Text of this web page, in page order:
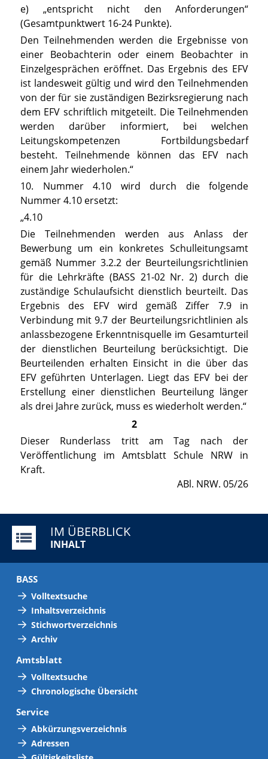
e) „entspricht nicht den Anforderungen“
(Gesamtpunktwert 16-24 Punkte).
Den Teilnehmenden werden die Ergebnisse von
einer Beobachterin oder einem Beobachter in
Einzelgesprächen eröffnet. Das Ergebnis des EFV
ist landesweit gültig und wird den Teilnehmenden
von der für sie zuständigen Bezirksregierung nach
dem EFV schriftlich mitgeteilt. Die Teilnehmenden
werden darüber informiert, bei welchen
Leitungskompetenzen Fortbildungsbedarf
besteht. Teilnehmende können das EFV nach
einem Jahr wiederholen.“
10. Nummer 4.10 wird durch die folgende
Nummer 4.10 ersetzt:
„4.10
Die Teilnehmenden werden aus Anlass der
Bewerbung um ein konkretes Schulleitungsamt
gemäß Nummer 3.2.2 der Beurteilungsrichtlinien
für die Lehrkräfte (BASS 21-02 Nr. 2) durch die
zuständige Schulaufsicht dienstlich beurteilt. Das
Ergebnis des EFV wird gemäß Ziffer 7.9 in
Verbindung mit 9.7 der Beurteilungsrichtlinien als
anlassbezogene Erkenntnisquelle im Gesamturteil
der dienstlichen Beurteilung berücksichtigt. Die
Beurteilenden erhalten Einsicht in die über das
EFV geführten Unterlagen. Liegt das EFV bei der
Erstellung einer dienstlichen Beurteilung länger
als drei Jahre zurück, muss es wiederholt werden.“
2
Dieser Runderlass tritt am Tag nach der
Veröffentlichung im Amtsblatt Schule NRW in
Kraft.
ABl. NRW. 05/26
IM ÜBERBLICK
INHALT
BASS
Volltextsuche
Inhaltsverzeichnis
Stichwortverzeichnis
Archiv
Amtsblatt
Volltextsuche
Chronologische Übersicht
Service
Abkürzungsverzeichnis
Adressen